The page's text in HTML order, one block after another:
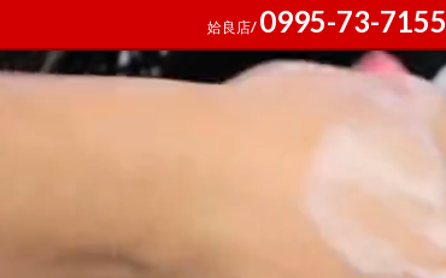
姶良店/ 0995-73-7155